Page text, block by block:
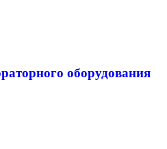
оборудования